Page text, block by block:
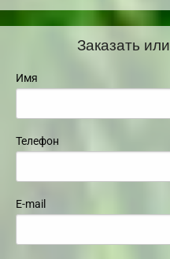
Заказать
Имя
Телефон
E-mail